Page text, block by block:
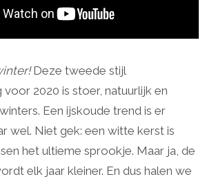
Deze tweede stijl
2020 is stoer, natuurlijk en
Een ijskoude trend is er
wel. Niet gek: een witte kerst is
het ultieme sprookje. Maar ja, de
elk jaar kleiner. En dus halen we